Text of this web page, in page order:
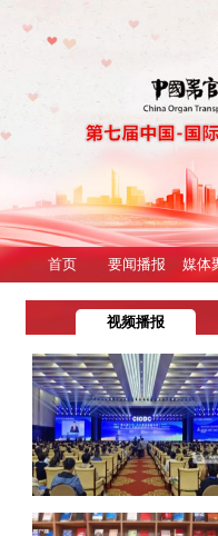
首页 要闻播报 媒体
视频播报